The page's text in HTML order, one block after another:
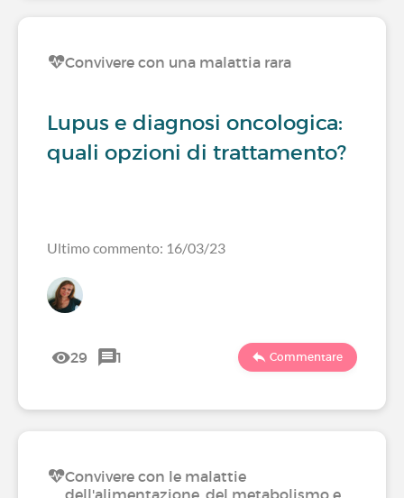
Convivere con una malattia rara
Lupus e diagnosi oncologica:
quali opzioni di trattamento?
Ultimo commento: 16/03/23
29 1 Commentare
Convivere con le malattie
dell'alimentazione, del metabolismo e…